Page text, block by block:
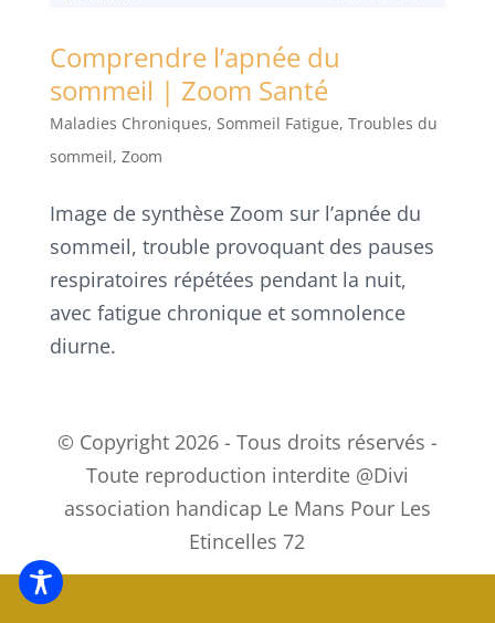
Comprendre l’apnée du
sommeil | Zoom Santé
Maladies Chroniques, Sommeil Fatigue, Troubles du
sommeil, Zoom
Image de synthèse Zoom sur l’apnée du
sommeil, trouble provoquant des pauses
respiratoires répétées pendant la nuit,
avec fatigue chronique et somnolence
diurne.
© Copyright 2026 - Tous droits réservés -
Toute reproduction interdite @Divi
association handicap Le Mans Pour Les
Etincelles 72